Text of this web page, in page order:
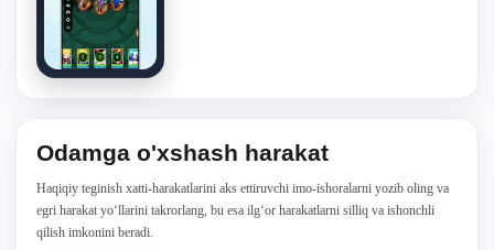
Odamga o'xshash harakat
Haqiqiy teginish xatti-harakatlarini aks ettiruvchi imo-ishoralarni yozib oling va
egri harakat yo‘llarini takrorlang, bu esa ilg‘or harakatlarni silliq va ishonchli
qilish imkonini beradi.